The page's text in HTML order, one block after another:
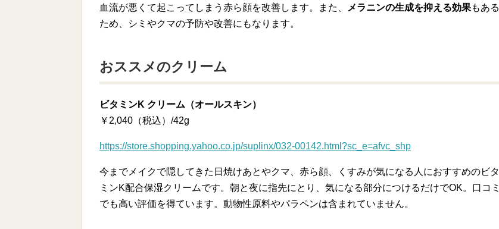
血流が悪くて起こってしまう赤ら顔を改善します。また、
メラニンの生成を抑える効果もある
ため、シミやクマの予防や改善にもなります。
おススメのクリーム
ビタミンK クリーム（オールスキン）
￥2,040（税込）/42g
https://store.shopping.yahoo.co.jp/suplinx/032-00142.html?sc_e=afvc_shp
今までメイクで隠してきた日焼けあとやクマ、赤ら顔、くすみが気になる人におすすめのビタ
ミンK配合保湿クリームです。朝と夜に指先にとり、気になる部分につけるだけでOK。口コミ
でも高い評価を得ています。動物性原料やパラペンは含まれていません。